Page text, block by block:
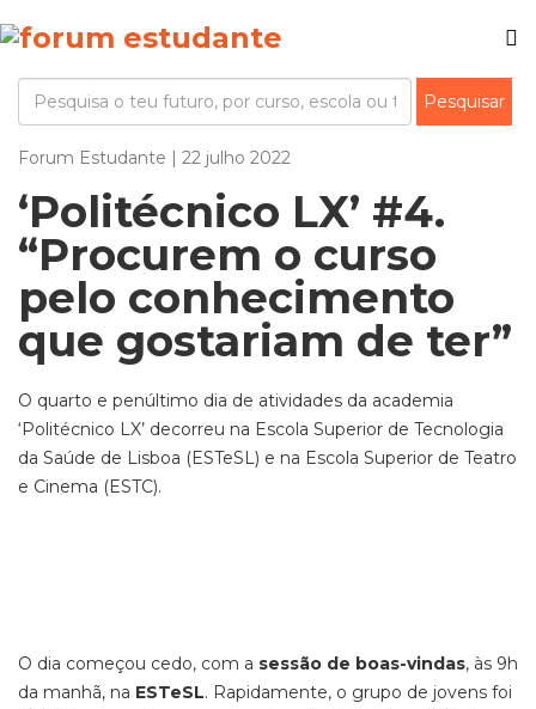
Forum Estudante | 22 julho 2022
‘Politécnico LX’ #4.
“Procurem o curso
pelo conhecimento
que gostariam de ter”
O quarto e penúltimo dia de atividades da academia
‘Politécnico LX’ decorreu na Escola Superior de Tecnologia
da Saúde de Lisboa (ESTeSL) e na Escola Superior de Teatro
e Cinema (ESTC).
O dia começou cedo, com a sessão de boas-vindas, às 9h
da manhã, na ESTeSL. Rapidamente, o grupo de jovens foi